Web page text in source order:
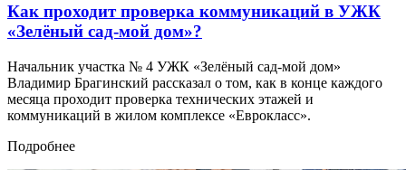
Как проходит проверка коммуникаций в УЖК
«Зелёный сад-мой дом»?
Начальник участка № 4 УЖК «Зелёный сад-мой дом»
Владимир Брагинский рассказал о том, как в конце каждого
месяца проходит проверка технических этажей и
коммуникаций в жилом комплексе «Еврокласс».
Подробнее